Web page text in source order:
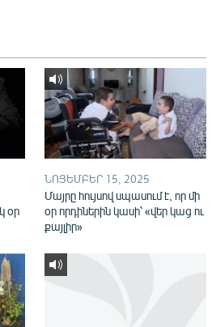
կայքերը
օր
ՆՈՅԵՄԲԵՐ 15, 2025
Մայրը հույսով սպասում է, որ մի
օր որդիներին կասի՝ «վեր կաց ու
քայլիր»